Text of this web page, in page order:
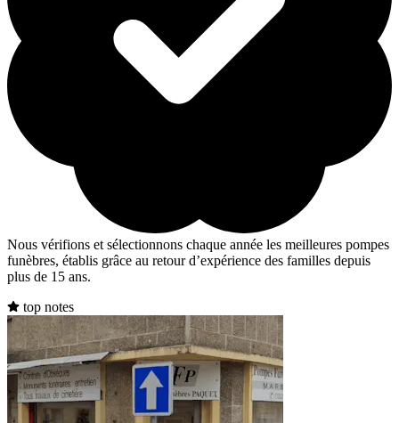
Nous vérifions et sélectionnons chaque année les meilleures pompes
funèbres, établis grâce au retour d’expérience des familles depuis
plus de 15 ans.
top notes